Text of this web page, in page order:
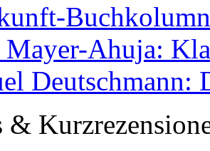
Ahuja:
Deutschmann:
&